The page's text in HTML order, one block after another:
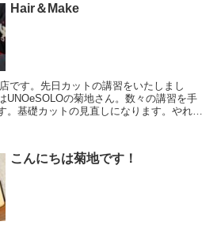
Hair＆Make
です。先日カットの講習をいたしまし
UNOeSOLOの菊地さん。数々の講習を手
。基礎カットの見直しになります。やれば
こんにちは菊地です！